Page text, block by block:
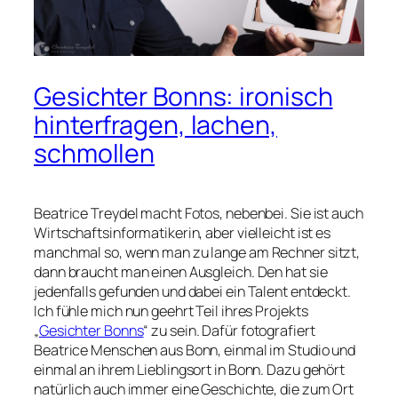
Gesichter Bonns: ironisch
hinterfragen, lachen,
schmollen
Beatrice Treydel macht Fotos, nebenbei. Sie ist auch
Wirtschaftsinformatikerin, aber vielleicht ist es
manchmal so, wenn man zu lange am Rechner sitzt,
dann braucht man einen Ausgleich. Den hat sie
jedenfalls gefunden und dabei ein Talent entdeckt.
Ich fühle mich nun geehrt Teil ihres Projekts
„Gesichter Bonns“ zu sein. Dafür fotografiert
Beatrice Menschen aus Bonn, einmal im Studio und
einmal an ihrem Lieblingsort in Bonn. Dazu gehört
natürlich auch immer eine Geschichte, die zum Ort